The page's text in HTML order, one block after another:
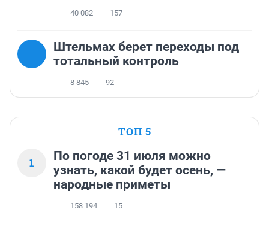
40 082 157
Штельмах берет переходы под
тотальный контроль
8 845 92
ТОП 5
1
По погоде 31 июля можно
узнать, какой будет осень, —
народные приметы
158 194 15